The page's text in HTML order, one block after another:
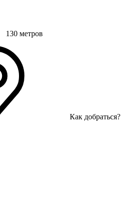
130 метров
Как добраться?